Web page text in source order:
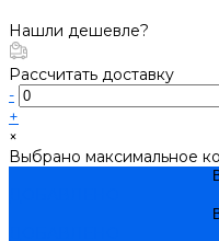
Нашли дешевле?
Рассчитать доставку
-
+
×
Выбрано максимальное